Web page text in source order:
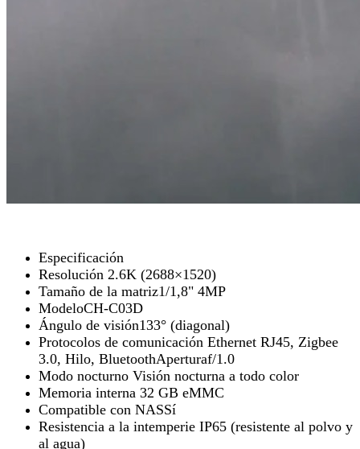
Especificación
Resolución 2.6K (2688×1520)
Tamaño de la matriz1/1,8" 4MP
ModeloCH-C03D
Ángulo de visión133° (diagonal)
Protocolos de comunicación Ethernet RJ45, Zigbee
3.0, Hilo, BluetoothAperturaf/1.0
Modo nocturno Visión nocturna a todo color
Memoria interna 32 GB eMMC
Compatible con NASSí
Resistencia a la intemperie IP65 (resistente al polvo y
al agua)